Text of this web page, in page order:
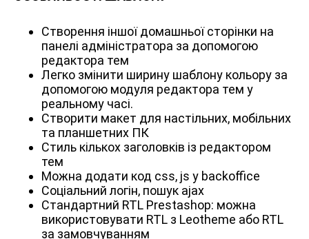
Створення іншої домашньої сторінки на
панелі адміністратора за допомогою
редактора тем
Легко змінити ширину шаблону кольору за
допомогою модуля редактора тем у
реальному часі.
Створити макет для настільних, мобільних
та планшетних ПК
Стиль кількох заголовків із редактором
тем
Можна додати код css, js у backoffice
Соціальний логін, пошук ajax
Стандартний RTL Prestashop: можна
використовувати RTL з Leotheme або RTL
за замовчуванням